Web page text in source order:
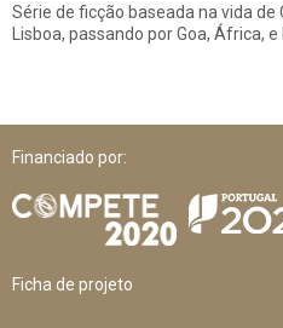
Série de ficção baseada na vida
Lisboa, passando por Goa, África,
Financiado por:
Ficha de projeto